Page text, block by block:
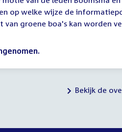
op welke wijze de
groene boa's kan worden
Bekijk de